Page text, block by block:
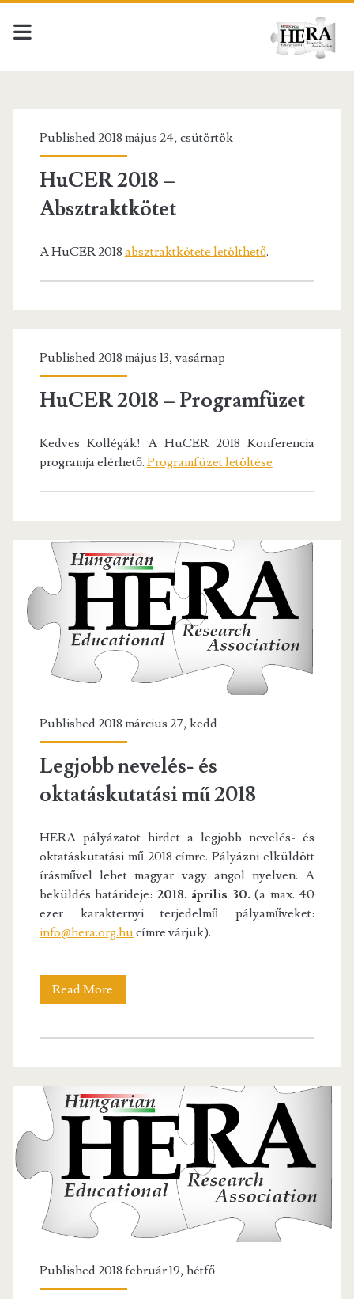
Posts
Published 2018 május 24, csütörtök
HuCER 2018 –
Absztraktkötet
A HuCER 2018 absztraktkötete letölthető.
Published 2018 május 13, vasárnap
HuCER 2018 – Programfüzet
Kedves Kollégák! A HuCER 2018 Konferencia
programja elérhető. Programfüzet letöltése
Published 2018 március 27, kedd
Legjobb nevelés- és
oktatáskutatási mű 2018
HERA pályázatot hirdet a legjobb nevelés- és
oktatáskutatási mű 2018 címre. Pályázni elküldött
írásművel lehet magyar vagy angol nyelven. A
beküldés határideje: 2018. április 30. (a max. 40
ezer karakternyi terjedelmű pályaműveket:
info@hera.org.hucímre várjuk).
Read More
mű
Published 2018 február 19, hétfő